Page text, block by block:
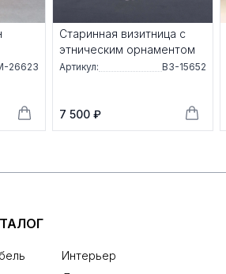
26623
Старинная визитница с
этническим орнаментом
Артикул: ВЗ-15652
7 500 ₽
Интерьер